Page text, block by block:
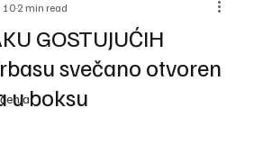
REC
GOSTUJUĆIH
svečano otvoren
u boksu
102 min read